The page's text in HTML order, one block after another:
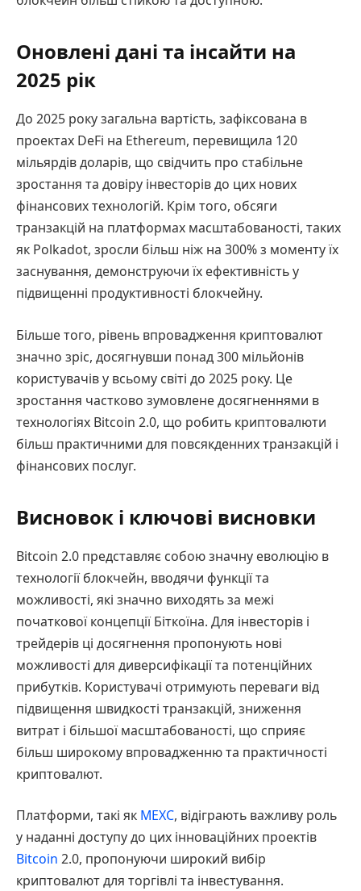
Оновлені дані та інсайти на
2025 рік
До 2025 року загальна вартість, зафіксована в
проектах DeFi на Ethereum, перевищила 120
мільярдів доларів, що свідчить про стабільне
зростання та довіру інвесторів до цих нових
фінансових технологій. Крім того, обсяги
транзакцій на платформах масштабованості, таких
як Polkadot, зросли більш ніж на 300% з моменту їх
заснування, демонструючи їх ефективність у
підвищенні продуктивності блокчейну.
Більше того, рівень впровадження криптовалют
значно зріс, досягнувши понад 300 мільйонів
користувачів у всьому світі до 2025 року. Це
зростання частково зумовлене досягненнями в
технологіях Bitcoin 2.0, що робить криптовалюти
більш практичними для повсякденних транзакцій і
фінансових послуг.
Висновок і ключові висновки
Bitcoin 2.0 представляє собою значну еволюцію в
технології блокчейн, вводячи функції та
можливості, які значно виходять за межі
початкової концепції Біткоїна. Для інвесторів і
трейдерів ці досягнення пропонують нові
можливості для диверсифікації та потенційних
прибутків. Користувачі отримують переваги від
підвищення швидкості транзакцій, зниження
витрат і більшої масштабованості, що сприяє
більш широкому впровадженню та практичності
криптовалют.
Платформи, такі як MEXC, відіграють важливу роль
у наданні доступу до цих інноваційних проектів
Bitcoin 2.0, пропонуючи широкий вибір
криптовалют для торгівлі та інвестування.